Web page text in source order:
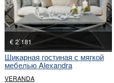
€ 2`181
Шикарная гостиная с мягкой
мебелью Alexandra
VERANDA